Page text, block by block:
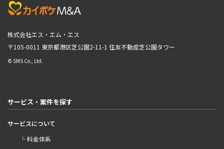
株式会社エス・エム・エス
〒105-0011 東京都港区芝公園2-11-1 住友不動産芝公園タワー
© SMS Co., Ltd.
サービス・案件を探す
サービスについて
└ 料金体系